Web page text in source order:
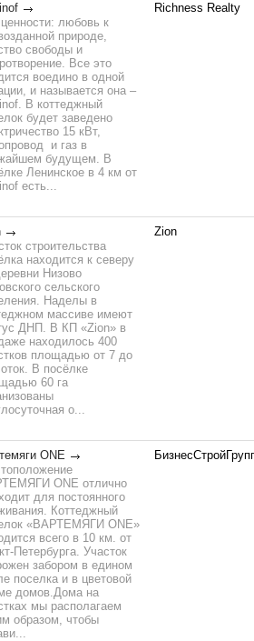
любовь к
природе,
свободы и
Все это
воедино в одной
и называется она –
В коттеджный
будет заведено
15 кВт,
и газ в
будущем. В
Ленинское в 4 км от
есть...
Richness Realty
строительства
находится к северу
Низово
сельского
Наделы в
массиве имеют
ДНП. В КП «Zion» в
находилось 400
площадью от 7 до
В посёлке
60 га
о...
Zion
ONE
ONE отлично
для постоянного
Коттеджный
«ВАРТЕМЯГИ ONE»
всего в 10 км. от
Петербурга. Участок
забором в едином
поселка и в цветовой
домов.Дома на
мы располагаем
образом, чтобы